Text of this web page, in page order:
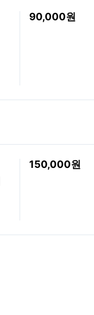
90,000
150,000